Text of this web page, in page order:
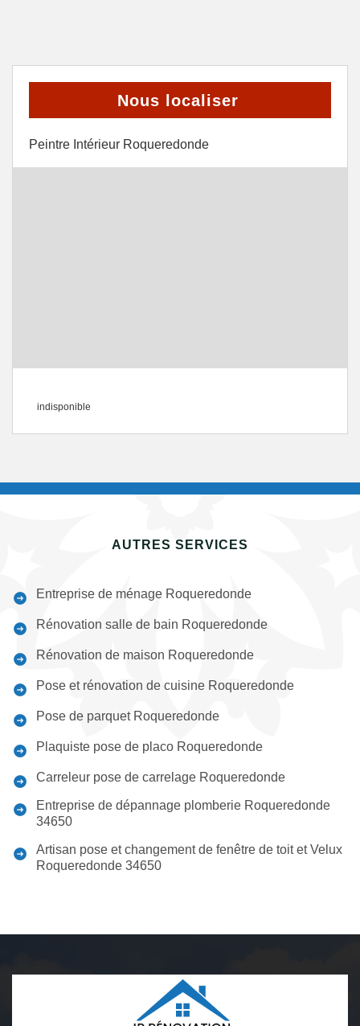
Nous localiser
Peintre Intérieur Roqueredonde
indisponible
AUTRES SERVICES
Entreprise de ménage Roqueredonde
Rénovation salle de bain Roqueredonde
Rénovation de maison Roqueredonde
Pose et rénovation de cuisine Roqueredonde
Pose de parquet Roqueredonde
Plaquiste pose de placo Roqueredonde
Carreleur pose de carrelage Roqueredonde
Entreprise de dépannage plomberie Roqueredonde
34650
Artisan pose et changement de fenêtre de toit et Velux
Roqueredonde 34650